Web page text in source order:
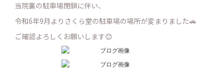
当院裏の駐車場閉鎖に伴い、
令和6年9月よりさくら堂の駐車場の場所が変まりました🚗
ご確認よろしくお願いします😊